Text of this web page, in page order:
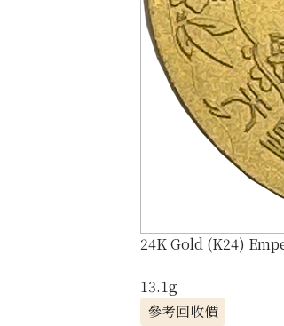
24K Gold (K24)
13.1g
參考回收價